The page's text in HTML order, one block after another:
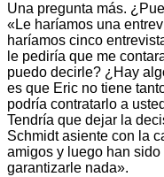
Una pregunta más.
«Le haríamos una
haríamos cinco
le pediría que me
puedo decirle? ¿Hay
es que Eric no tiene
podría contratarlo a
Tendría que dejar la
Schmidt asiente con la
amigos y luego han
garantizarle nada».